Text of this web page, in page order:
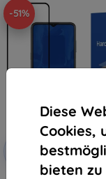
Diese
Cookies,
bieten zu
-51%
Rabatt
mit
Gutschein